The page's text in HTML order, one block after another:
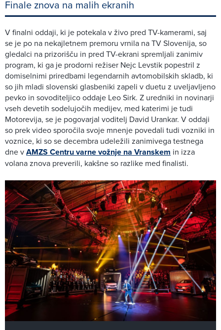
Finale znova na malih ekranih
V finalni oddaji, ki je potekala v živo pred TV-kamerami, saj
se je po na nekajletnem premoru vrnila na TV Slovenija, so
gledalci na prizorišču in pred TV-ekrani spremljali zanimiv
program, ki ga je prodorni režiser Nejc Levstik popestril z
domiselnimi priredbami legendarnih avtomobilskih skladb, ki
so jih mladi slovenski glasbeniki zapeli v duetu z uveljavljeno
pevko in sovoditeljico oddaje Leo Sirk. Z uredniki in novinarji
vseh devetih sodelujočih medijev, med katerimi je tudi
Motorevija, se je pogovarjal voditelj David Urankar. V oddaji
so prek video sporočila svoje mnenje povedali tudi vozniki in
voznice, ki so se decembra udeležili zanimivega testnega
dne vAMZS Centru varne vožnje na Vranskem in izza
volana znova preverili, kakšne so razlike med finalisti.